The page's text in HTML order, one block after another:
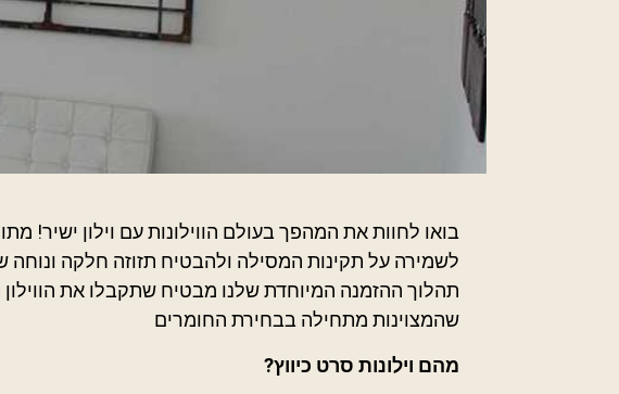
בואו לחוות את המהפך בעולם הווילונות עם וילון ישיר!
לשמירה על תקינות המסילה ולהבטיח תזוזה חלקה ונוחה
תהלוך ההזמנה המיוחדת שלנו מבטיח שתקבלו את
שהמצוינות מתחילה בבחירת החומרים
מהם וילונות סרט כיווץ?